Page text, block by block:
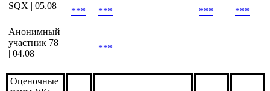
SQX | 05.08
*** *** ***
***
Анонимный
участник 78
| 04.08
***
Оценочные